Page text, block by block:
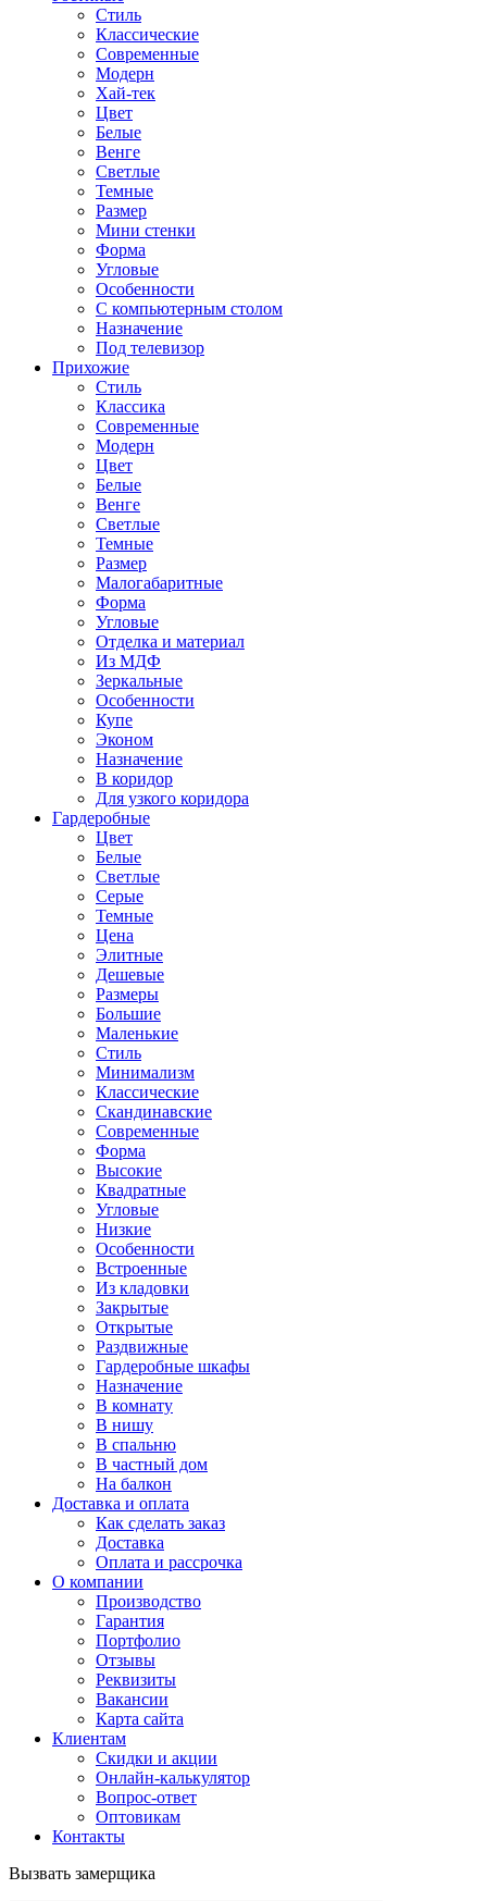
Стиль
Классические
Современные
Модерн
Хай-тек
Цвет
Белые
Венге
Светлые
Темные
Размер
Мини стенки
Форма
Угловые
Особенности
С компьютерным столом
Назначение
Под телевизор
Прихожие
Стиль
Классика
Современные
Модерн
Цвет
Белые
Венге
Светлые
Темные
Размер
Малогабаритные
Форма
Угловые
Отделка и материал
Из МДФ
Зеркальные
Особенности
Купе
Эконом
Назначение
В коридор
Для узкого коридора
Гардеробные
Цвет
Белые
Светлые
Серые
Темные
Цена
Элитные
Дешевые
Размеры
Большие
Маленькие
Стиль
Минимализм
Классические
Скандинавские
Современные
Форма
Высокие
Квадратные
Угловые
Низкие
Особенности
Встроенные
Из кладовки
Закрытые
Открытые
Раздвижные
Гардеробные шкафы
Назначение
В комнату
В нишу
В спальню
В частный дом
На балкон
Доставка и оплата
Как сделать заказ
Доставка
Оплата и рассрочка
О компании
Производство
Гарантия
Портфолио
Отзывы
Реквизиты
Вакансии
Карта сайта
Клиентам
Скидки и акции
Онлайн-калькулятор
Вопрос-ответ
Оптовикам
Контакты
Вызвать замерщика